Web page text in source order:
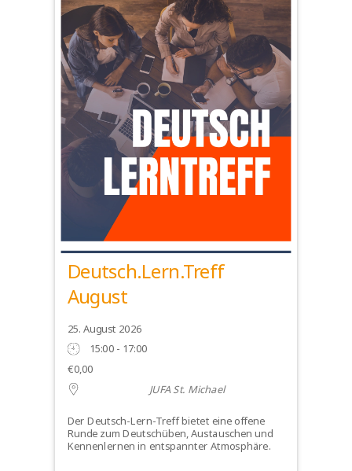
Deutsch.Lern.Treff
August
25. August 2026
15:00 - 17:00
€0,00
JUFA St. Michael
Der Deutsch-Lern-Treff bietet eine offene
Runde zum Deutschüben, Austauschen und
Kennenlernen in entspannter Atmosphäre.